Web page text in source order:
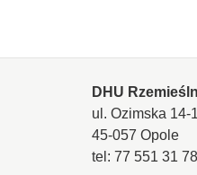
DHU
ul. Ozimska 14-
45-057 Opole
tel: 77 551 31 78